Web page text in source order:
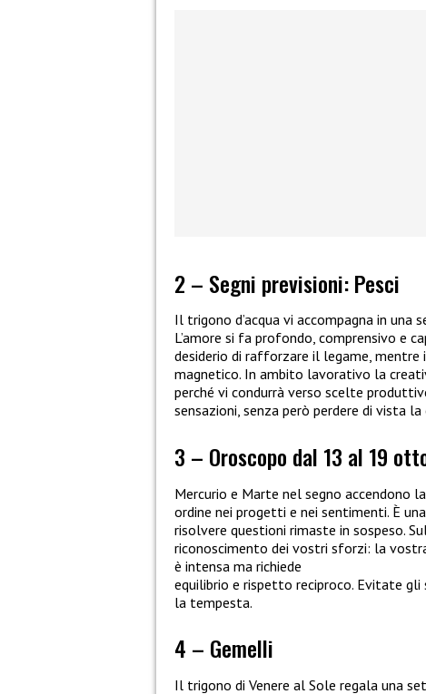
2 – Segni previsioni: Pesci
Il trigono d’acqua vi accompagna in
L’amore si fa profondo, comprensivo e
desiderio di rafforzare il legame,
magnetico. In ambito lavorativo la
perché vi condurrà verso scelte
sensazioni, senza però perdere di vista
3 – Oroscopo dal 13 al 19
Mercurio e Marte nel segno accendono
ordine nei progetti e nei sentimenti. È
risolvere questioni rimaste in sospeso.
riconoscimento dei vostri sforzi: la
è intensa ma richiede
equilibrio e rispetto reciproco. Evitate
la tempesta.
4 – Gemelli
Il trigono di Venere al Sole regala una